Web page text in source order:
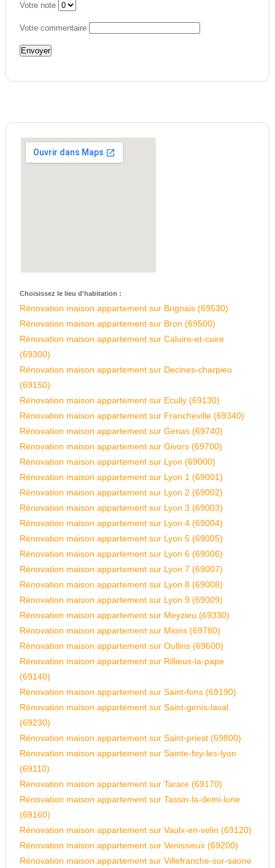
Votre note
Votre commentaire
Choisissez le lieu d'habitation :
Rénovation maison appartement sur Brignais (69530)
Rénovation maison appartement sur Bron (69500)
Rénovation maison appartement sur Caluire-et-cuire
(69300)
Rénovation maison appartement sur Decines-charpieu
(69150)
Rénovation maison appartement sur Ecully (69130)
Rénovation maison appartement sur Francheville (69340)
Rénovation maison appartement sur Genas (69740)
Rénovation maison appartement sur Givors (69700)
Rénovation maison appartement sur Lyon (69000)
Rénovation maison appartement sur Lyon 1 (69001)
Rénovation maison appartement sur Lyon 2 (69002)
Rénovation maison appartement sur Lyon 3 (69003)
Rénovation maison appartement sur Lyon 4 (69004)
Rénovation maison appartement sur Lyon 5 (69005)
Rénovation maison appartement sur Lyon 6 (69006)
Rénovation maison appartement sur Lyon 7 (69007)
Rénovation maison appartement sur Lyon 8 (69008)
Rénovation maison appartement sur Lyon 9 (69009)
Rénovation maison appartement sur Meyzieu (69330)
Rénovation maison appartement sur Mions (69780)
Rénovation maison appartement sur Oullins (69600)
Rénovation maison appartement sur Rillieux-la-pape
(69140)
Rénovation maison appartement sur Saint-fons (69190)
Rénovation maison appartement sur Saint-genis-laval
(69230)
Rénovation maison appartement sur Saint-priest (69800)
Rénovation maison appartement sur Sainte-foy-les-lyon
(69110)
Rénovation maison appartement sur Tarare (69170)
Rénovation maison appartement sur Tassin-la-demi-lune
(69160)
Rénovation maison appartement sur Vaulx-en-velin (69120)
Rénovation maison appartement sur Venissieux (69200)
Rénovation maison appartement sur Villefranche-sur-saone